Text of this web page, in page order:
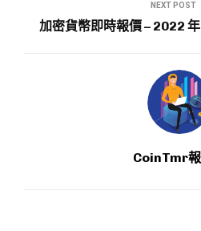
NEXT POST
加密貨幣即時報價 – 2022
CoinTmr